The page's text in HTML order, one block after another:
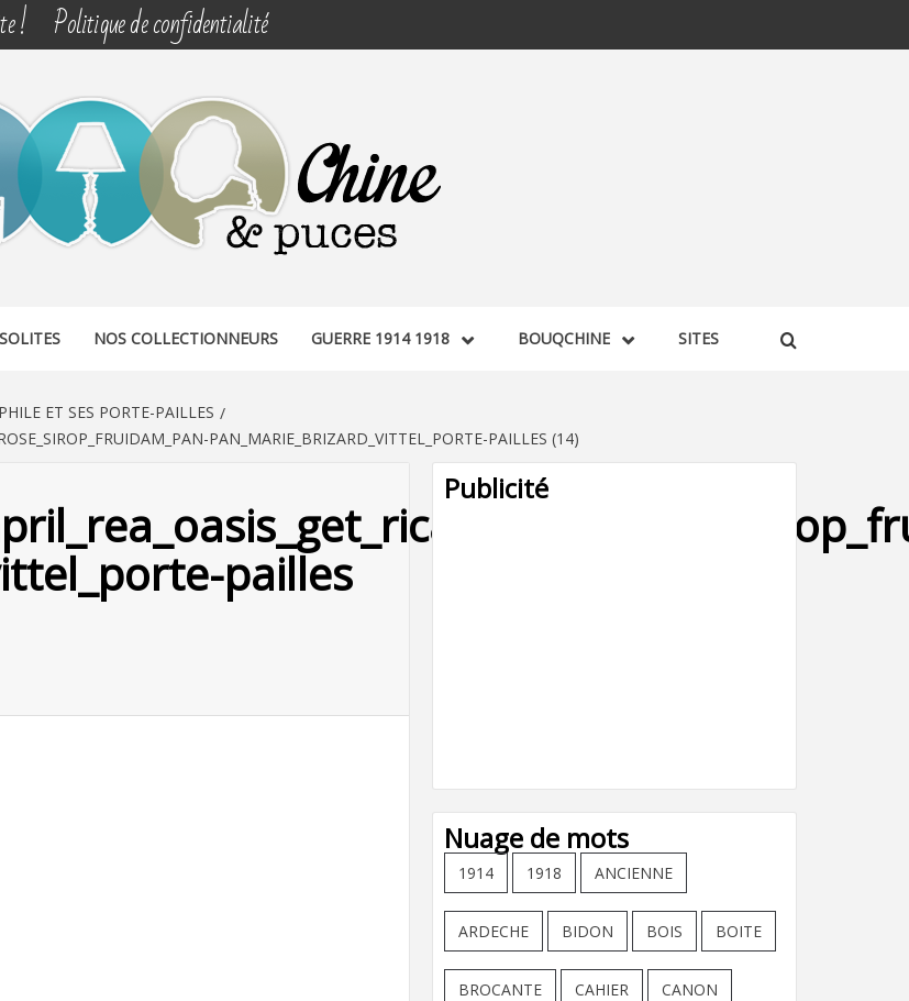
! Politique de confidentialité
NOS COLLECTIONNEURS GUERRE 1914 1918 BOUQCHINE SITES
ET SES PORTE-PAILLES
PAN_MARIE_BRIZARD_VITTEL_PORTE-PAILLES (14)
pailles
Publicité
Nuage de mots
1914 1918 ANCIENNE
ARDECHE BIDON BOIS BOITE
BROCANTE CAHIER CANON